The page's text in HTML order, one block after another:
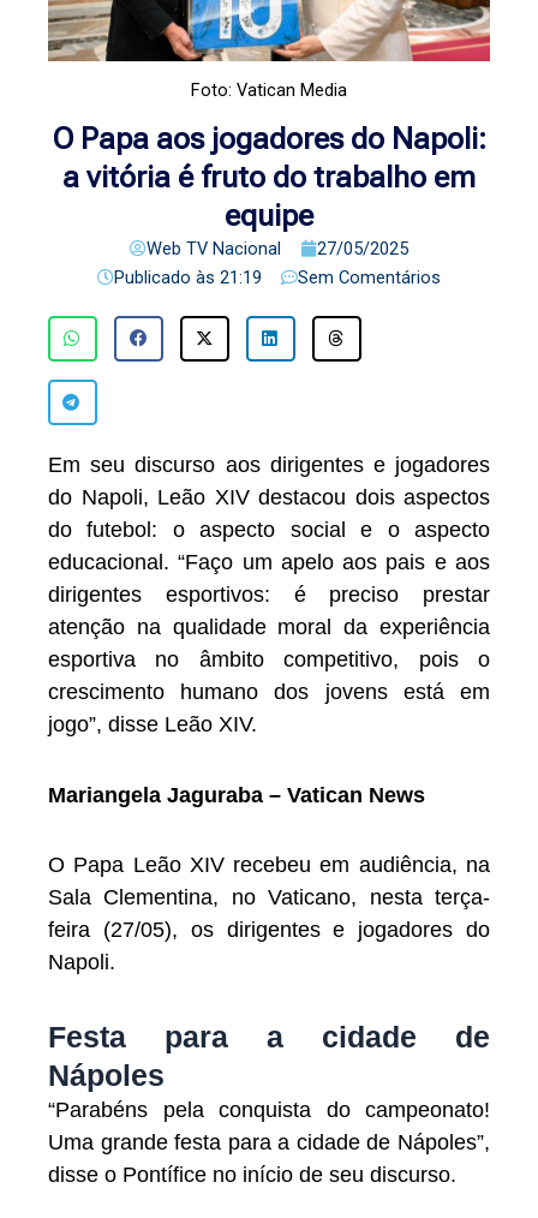
Foto: Vatican Media
O Papa aos jogadores do Napoli:
a vitória é fruto do trabalho em
equipe
Web TV Nacional
27/05/2025
Publicado às 21:19 Sem Comentários
Em seu discurso aos dirigentes e jogadores
do Napoli, Leão XIV destacou dois aspectos
do futebol: o aspecto social e o aspecto
educacional. “Faço um apelo aos pais e aos
dirigentes esportivos: é preciso prestar
atenção na qualidade moral da experiência
esportiva no âmbito competitivo, pois o
crescimento humano dos jovens está em
jogo”, disse Leão XIV.
Mariangela Jaguraba – Vatican News
O Papa Leão XIV recebeu em audiência, na
Sala Clementina, no Vaticano, nesta terça-
feira (27/05), os dirigentes e jogadores do
Napoli.
Festa para a cidade de
Nápoles
“Parabéns pela conquista do campeonato!
Uma grande festa para a cidade de Nápoles”,
disse o Pontífice no início de seu discurso.